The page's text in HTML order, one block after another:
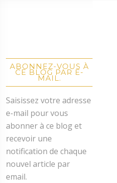
ABONNEZ-VOUS À
CE BLOG PAR E-
MAIL.
Saisissez votre adresse
e-mail pour vous
abonner à ce blog et
recevoir une
notification de chaque
nouvel article par
email.